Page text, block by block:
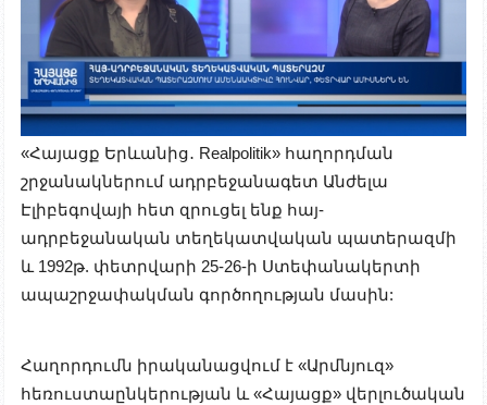
«Հայացք Երևանից․ Realpolitik» հաղորդման
շրջանակներում ադրբեջանագետ Անժելա
Էլիբեգովայի հետ զրուցել ենք հայ-
ադրբեջանական տեղեկատվական պատերազմի
և 1992թ. փետրվարի 25-26-ի Ստեփանակերտի
ապաշրջափակման գործողության մասին:
Հաղորդումն իրականացվում է «Արմնյուզ»
հեռուստաընկերության և «Հայացք» վերլուծական